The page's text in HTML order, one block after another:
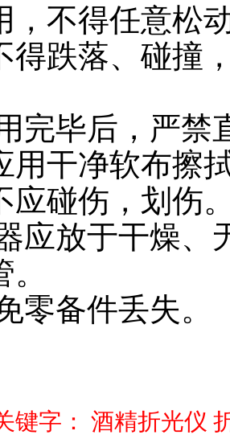
，不得任意松
得跌落、碰撞
完毕后，严禁
用干净软布擦
应碰伤，划伤
应放于干燥、
零备件丢失。
键字： 酒精折光仪